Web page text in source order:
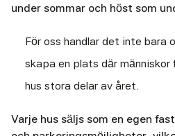
under sommar och höst som
För oss handlar det inte bara
skapa en plats där
hus stora delar av året.
Varje hus säljs som en egen